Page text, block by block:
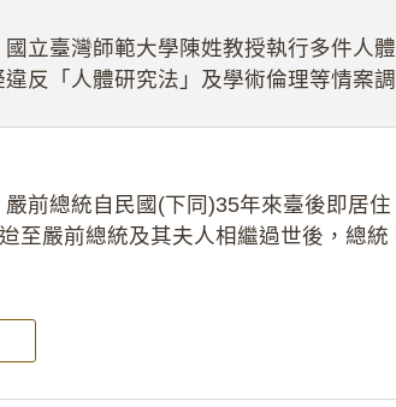
立臺灣師範大學陳姓教授執行多件人體
反「人體研究法」及學術倫理等情案調
前總統自民國(下同)35年來臺後即居住
至嚴前總統及其夫人相繼過世後，總統